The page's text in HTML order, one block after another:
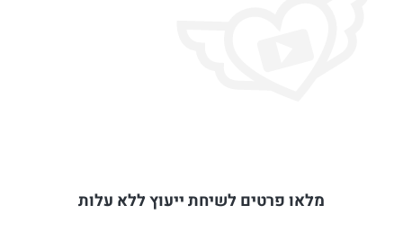
מלאו פרטים לשיחת ייעוץ ללא עלות